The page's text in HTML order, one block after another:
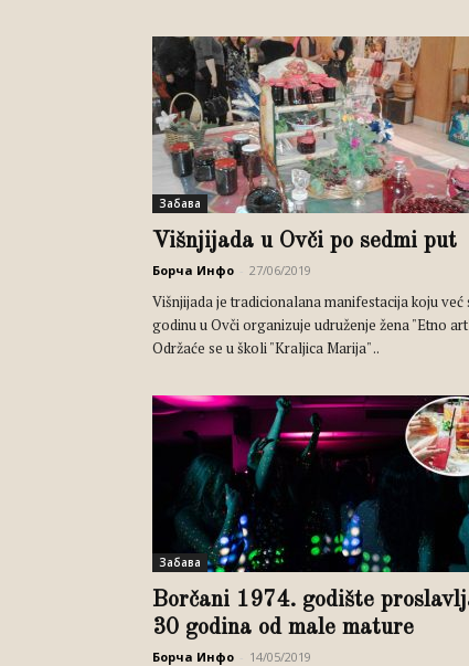
Забава
Višnjijada u Ovči po sedmi put
Борча Инфо 27/06/2019
Višnjijada je tradicionalana manifestacija koju već
godinu u Ovči organizuje udruženje žena "Etno
Održaće se u školi "Kraljica Marija" ..
Забава
Borčani 1974. godište
30 godina od male mature
Борча Инфо 14/05/2019